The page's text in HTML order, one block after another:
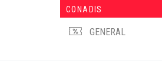
CONADIS
GENERAL